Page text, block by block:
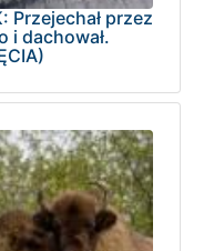
Przejechał przez
i dachował.